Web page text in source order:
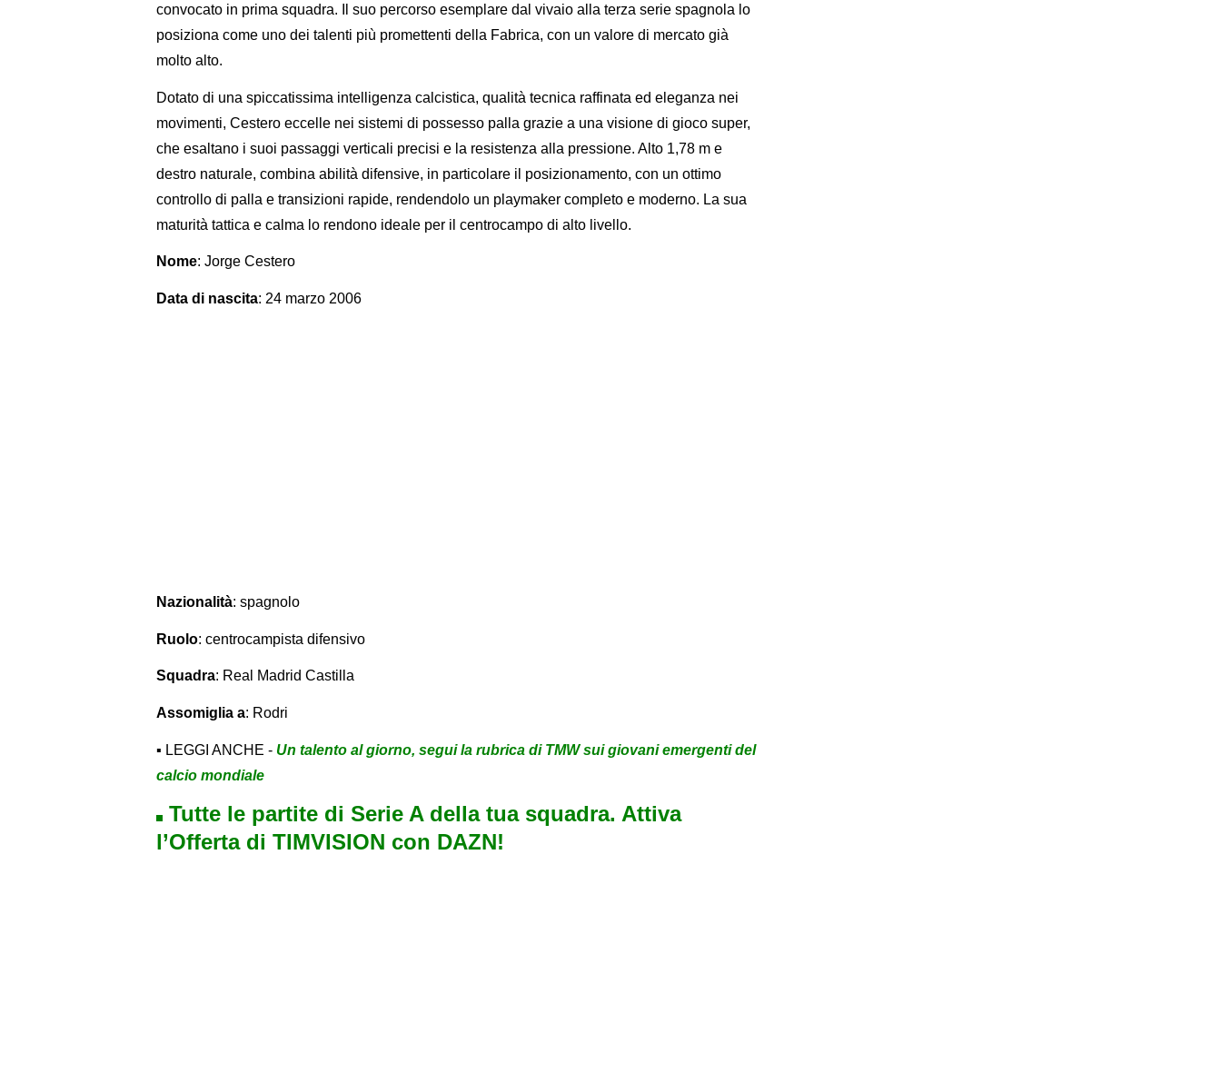
convocato in prima squadra. Il suo percorso esemplare dal vivaio alla terza serie spagnola lo
posiziona come uno dei talenti più promettenti della Fabrica, con un valore di mercato già
molto alto.
Dotato di una spiccatissima intelligenza calcistica, qualità tecnica raffinata ed eleganza nei
movimenti, Cestero eccelle nei sistemi di possesso palla grazie a una visione di gioco super,
che esaltano i suoi passaggi verticali precisi e la resistenza alla pressione. Alto 1,78 m e
destro naturale, combina abilità difensive, in particolare il posizionamento, con un ottimo
controllo di palla e transizioni rapide, rendendolo un playmaker completo e moderno. La sua
maturità tattica e calma lo rendono ideale per il centrocampo di alto livello.
Nome: Jorge Cestero
Data di nascita: 24 marzo 2006
Nazionalità: spagnolo
Ruolo: centrocampista difensivo
Squadra: Real Madrid Castilla
Assomiglia a: Rodri
▪ LEGGI ANCHE - Un talento al giorno, segui la rubrica di TMW sui giovani emergenti del
calcio mondiale
Tutte le partite di Serie A della tua squadra. Attiva
l’Offerta di TIMVISION con DAZN!